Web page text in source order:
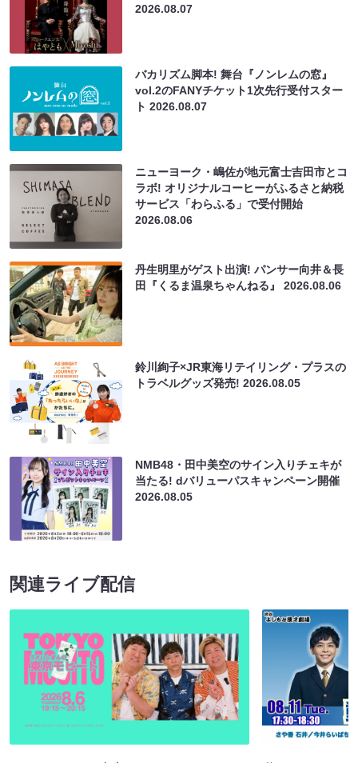
2026.08.07
バカリズム脚本! 舞台『ノンレムの窓』
vol.2のFANYチケット1次先行受付スター
ト2026.08.07
ニューヨーク・嶋佐が地元富士吉田市とコ
ラボ! オリジナルコーヒーがふるさと納税
サービス「わらふる」で受付開始
2026.08.06
丹生明里がゲスト出演! パンサー向井＆長
田『くるま温泉ちゃんねる』2026.08.06
鈴川絢子×JR東海リテイリング・プラスの
トラベルグッズ発売!2026.08.05
NMB48・田中美空のサイン入りチェキが
当たる! dバリューパスキャンペーン開催
2026.08.05
関連ライブ配信